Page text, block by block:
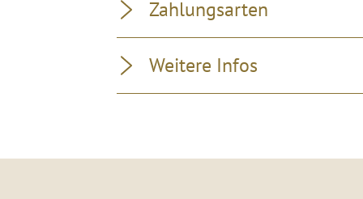
Zahlungsarten
Weitere Infos